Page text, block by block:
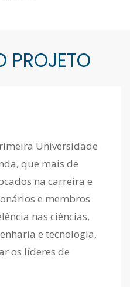
PROJETO
Universidade
que mais de
na carreira e
e membros
nas ciências,
e tecnologia,
os líderes de